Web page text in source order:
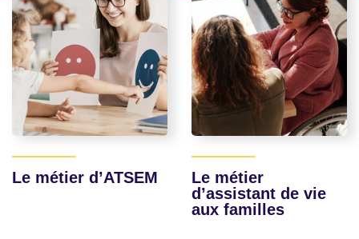
Le métier d’ATSEM
Le métier
d’assistant de vie
aux familles